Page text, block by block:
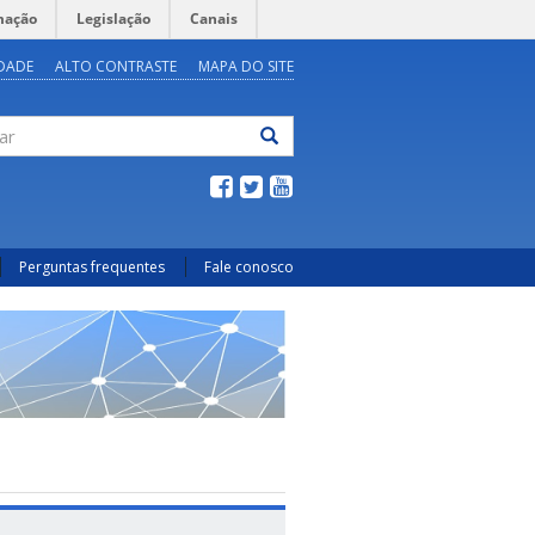
Legislação Canais
ALTO CONTRASTE MAPA DO SITE
Perguntas frequentes Fale conosco